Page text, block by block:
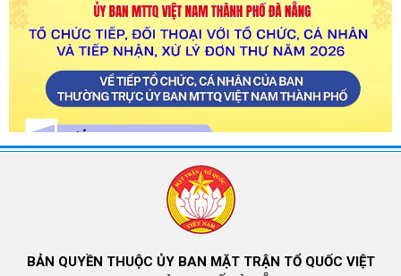
BẢN QUYỀN THUỘC ỦY BAN MẶT TRẬN TỔ QUỐC VIỆT